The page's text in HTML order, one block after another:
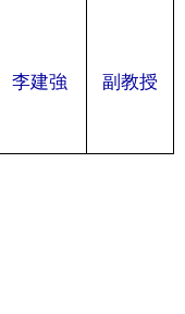
李建強 副教授